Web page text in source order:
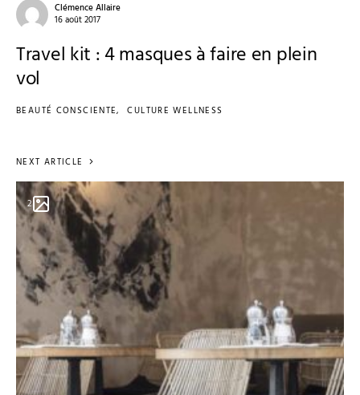
Clémence Allaire
16 août 2017
Travel kit : 4 masques à faire en plein
vol
BEAUTÉ CONSCIENTE CULTURE WELLNESS
NEXT ARTICLE
2